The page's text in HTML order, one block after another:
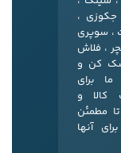
جکوزی ،
، سوپری
، فلاش
کن و
برای
کالا و
مطمئن
آنها